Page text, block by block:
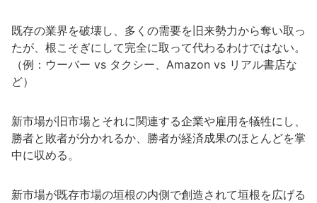
既存の業界を破壊し、多くの需要を旧来勢力から奪い取っ
たが、根こそぎにして完全に取って代わるわけではない。
（例：ウーバー vs タクシー、Amazon vs リアル書店な
ど）
新市場が旧市場とそれに関連する企業や雇用を犠牲にし、
勝者と敗者が分かれるか、勝者が経済成果のほとんどを掌
中に収める。
新市場が既存市場の垣根の内側で創造されて垣根を広げる